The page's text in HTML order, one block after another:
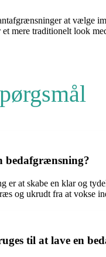
at vælge
mere traditionelt look
bedafgrænsning?
er at skabe en klar og
og ukrudt fra at vokse
til at lave en